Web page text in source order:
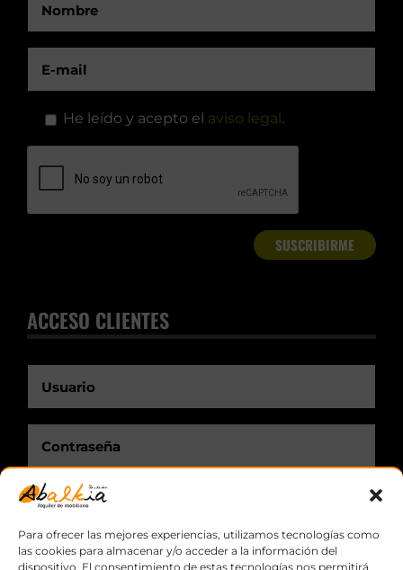
Para ofrecer las mejores experiencias, utilizamos tecnologías como
las cookies para almacenar y/o acceder a la información del
dispositivo. El consentimiento de estas tecnologías nos permitirá
He leído y acepto el aviso legal .
ACCESO CLIENTES
Recuérdame.